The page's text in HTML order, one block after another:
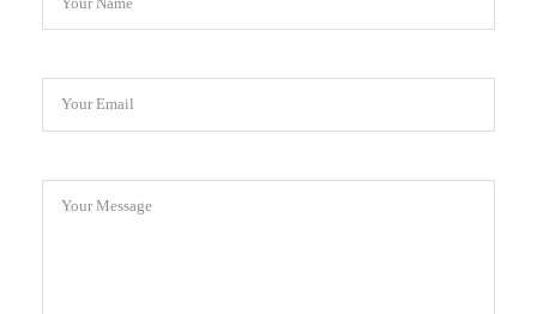
Your Email
Your Message